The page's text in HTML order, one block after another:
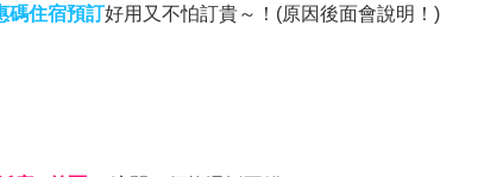
碼住宿預訂好用又不怕訂貴～！(原因後面會說明！)